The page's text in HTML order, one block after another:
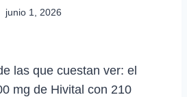
junio 1, 2026
las que cuestan ver: el
mg de Hivital con 210